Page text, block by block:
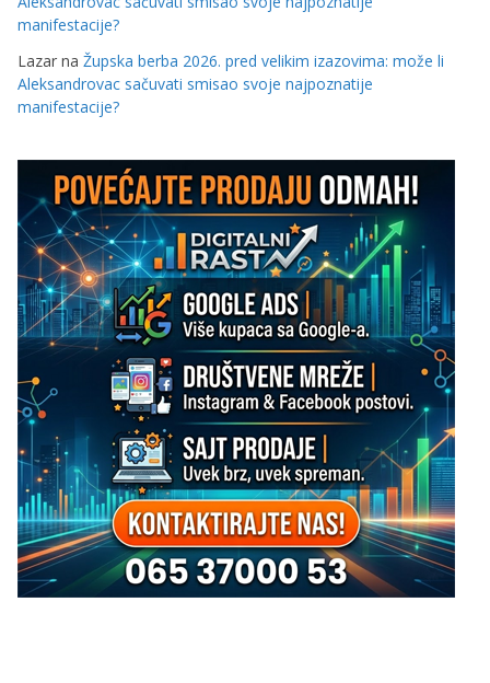
manifestacije?
Lazar na Župska berba 2026. pred velikim izazovima: može li
Aleksandrovac sačuvati smisao svoje najpoznatije
manifestacije?